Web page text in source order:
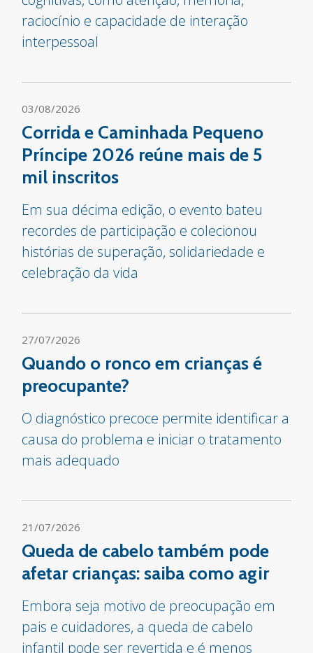
raciocínio e capacidade de interação
interpessoal
03/08/2026
Corrida e Caminhada Pequeno
Príncipe 2026 reúne mais de 5
mil inscritos
Em sua décima edição, o evento bateu
recordes de participação e colecionou
histórias de superação, solidariedade e
celebração da vida
27/07/2026
Quando o ronco em crianças é
preocupante?
O diagnóstico precoce permite identificar a
causa do problema e iniciar o tratamento
mais adequado
21/07/2026
Queda de cabelo também pode
afetar crianças: saiba como agir
Embora seja motivo de preocupação em
pais e cuidadores, a queda de cabelo
infantil pode ser revertida e é menos